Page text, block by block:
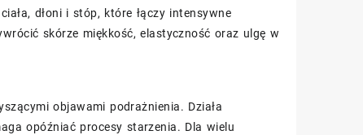
dłoni i stóp, które łączy intensywne
skórze miękkość, elastyczność oraz ulgę w
objawami podrażnienia. Działa
opóźniać procesy starzenia. Dla wielu